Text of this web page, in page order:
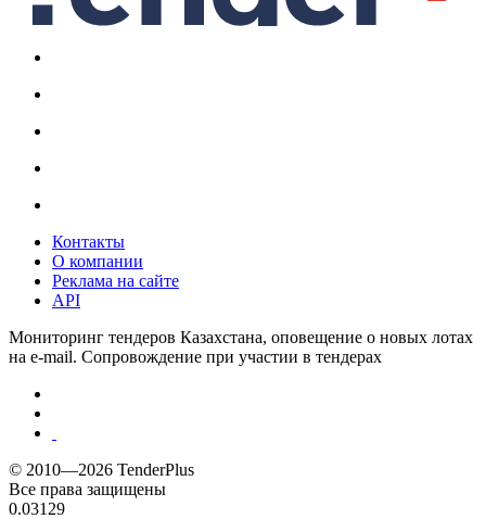
Контакты
О компании
Реклама на сайте
API
Мониторинг тендеров Казахстана, оповещение о новых лотах
на e-mail. Сопровождение при участии в тендерах
© 2010—2026 TenderPlus
Все права защищены
0.03129